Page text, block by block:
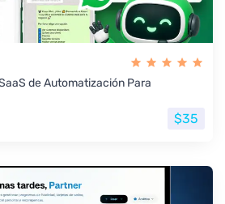
de Automatización Para
$35